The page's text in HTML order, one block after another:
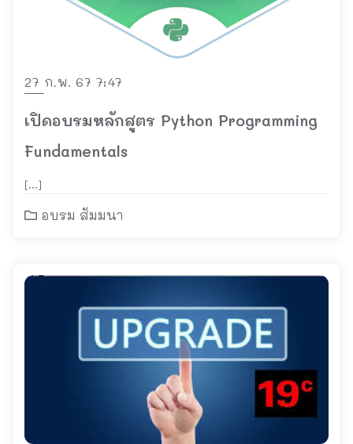
27 ก.พ. 67 7:47
เปิดอบรมหลักสูตร Python Programming
Fundamentals
[…]
อบรม สัมมนา